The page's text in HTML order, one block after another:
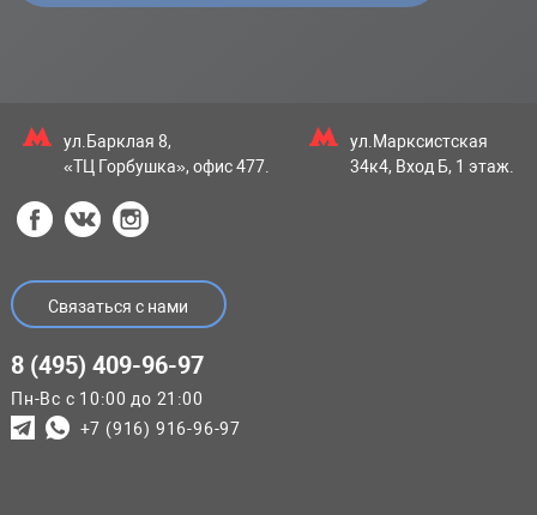
ул.Барклая 8,
«ТЦ Горбушка», офис 477.
ул.Марксистская
34к4, Вход Б, 1 этаж.
Связаться с нами
8 (495) 409-96-97
Пн-Вс с 10:00 до 21:00
+7 (916) 916-96-97